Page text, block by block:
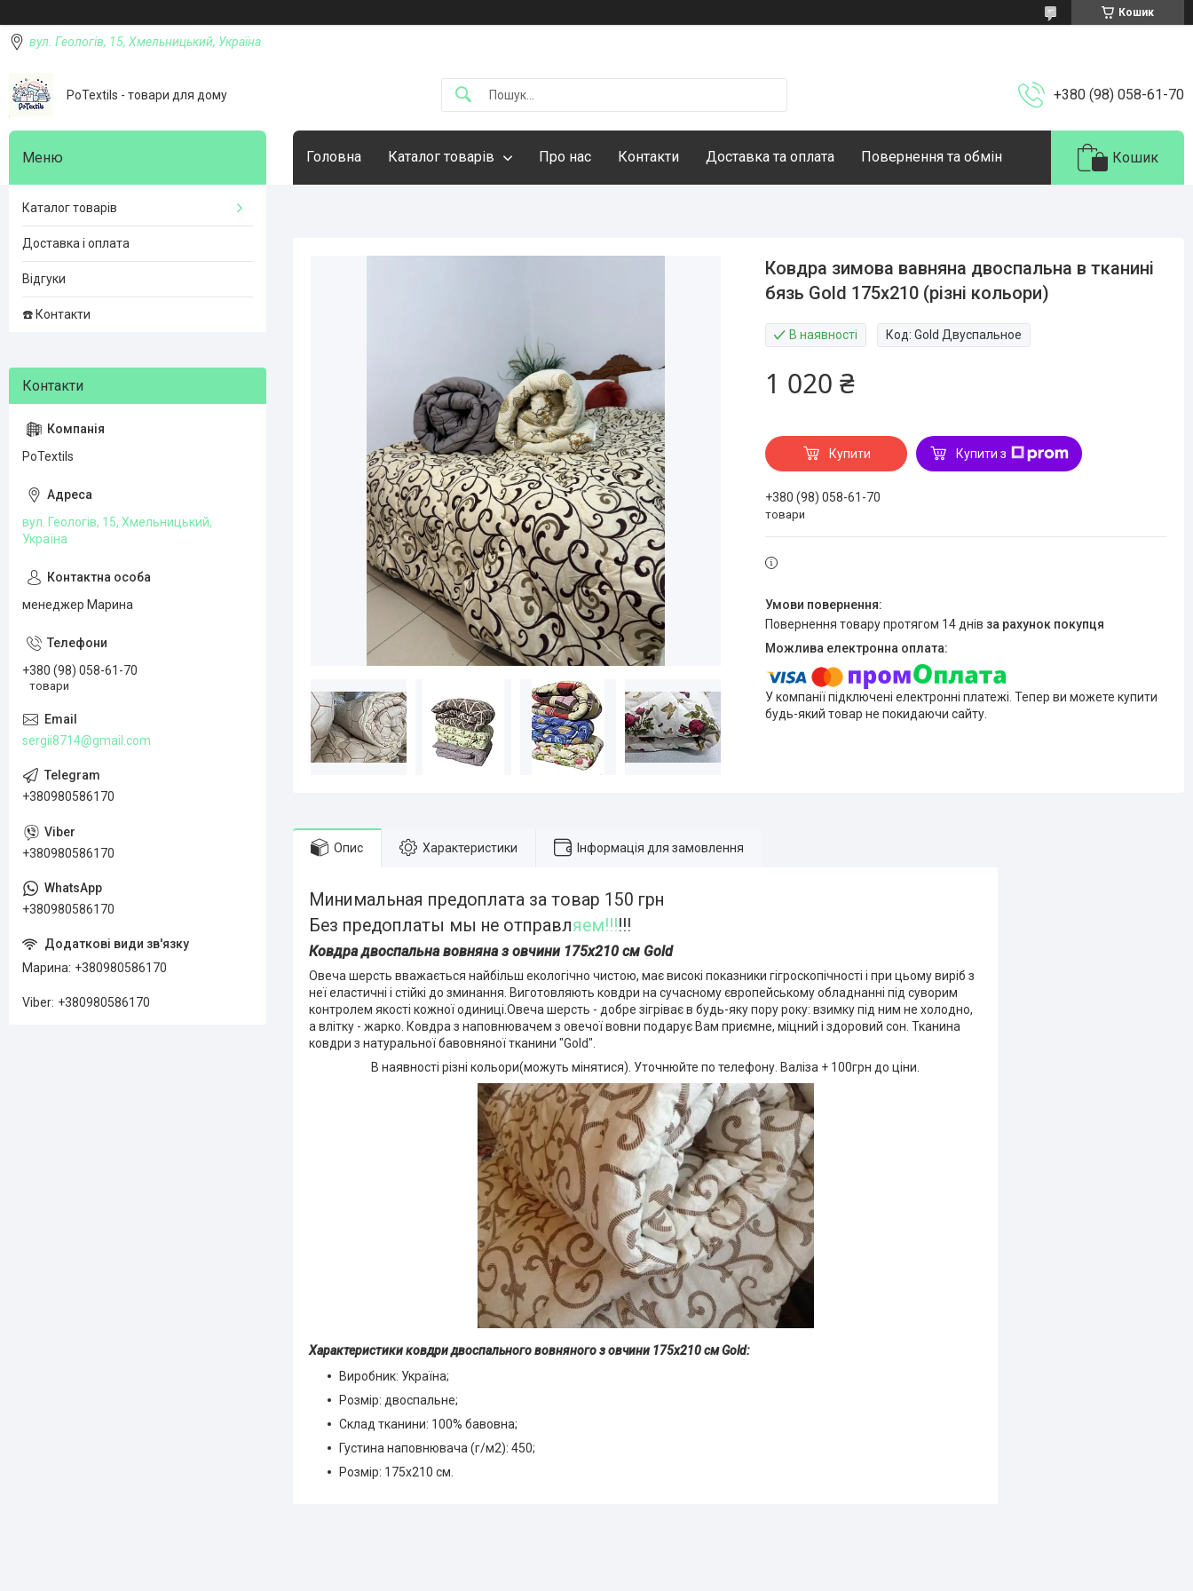
Кошик
вул. Геологів, 15, Хмельницький, Україна
PoTextils - товари для дому +380 (98) 058-61-70
Головна Каталог товарів Про нас Контакти Доставка та оплата Повернення та обмін Кошик
Ковдра зимова вавняна двоспальна в тканині
бязь Gold 175х210 (різні кольори)
В наявності Код:Gold Двуспальное
1 020 ₴
Купити Купити з
+380 (98) 058-61-70
товари
повернення товару протягом 14 днів за рахунок покупця
У компанії підключені електронні платежі. Тепер ви можете купити
будь-який товар не покидаючи сайту.
Опис Характеристики Інформація для замовлення
Минимальная предоплата за товар 150 грн
Без предоплаты мы не отправляем!!!!!!
Ковдра двоспальна вовняна з овчини 175х210 см Gold
Овеча шерсть вважається найбільш екологічно чистою, має високі показники гігроскопічності і при цьому виріб з
неї еластичні і стійкі до зминання. Виготовляють ковдри на сучасному європейському обладнанні під суворим
контролем якості кожної одиниці.Овеча шерсть - добре зігріває в будь-яку пору року: взимку під ним не холодно,
а влітку - жарко. Ковдра з наповнювачем з овечої вовни подарує Вам приємне, міцний і здоровий сон. Тканина
ковдри з натуральної бавовняної тканини "Gold".
В наявності різні кольори(можуть мінятися). Уточнюйте по телефону. Валіза + 100грн до ціни.
Характеристики ковдри двоспального вовняного з овчини 175х210 см Gold:
Виробник: Україна;
Розмір: двоспальне;
Склад тканини: 100% бавовна;
Густина наповнювача (г/м2): 450;
Розмір: 175х210 см.
Каталог товарів
Доставка і оплата
Відгуки
☎️ Контакти
PoTextils
вул. Геологів, 15, Хмельницький,
Україна
менеджер Марина
+380 (98) 058-61-70
товари
sergii8714@gmail.com
+380980586170
+380980586170
+380980586170
Марина +380980586170
Viber +380980586170